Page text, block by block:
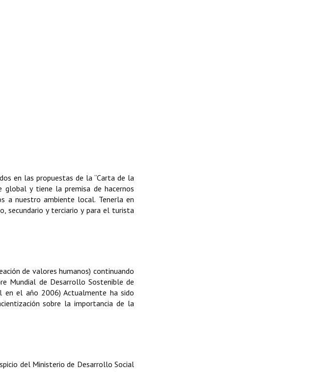
en las propuestas de la “Carta de la
global y tiene la premisa de hacernos
a nuestro ambiente local. Tenerla en
secundario y terciario y para el turista
de valores humanos) continuando
Mundial de Desarrollo Sostenible de
en el año 2006) Actualmente ha sido
sobre la importancia de la
del Ministerio de Desarrollo Social